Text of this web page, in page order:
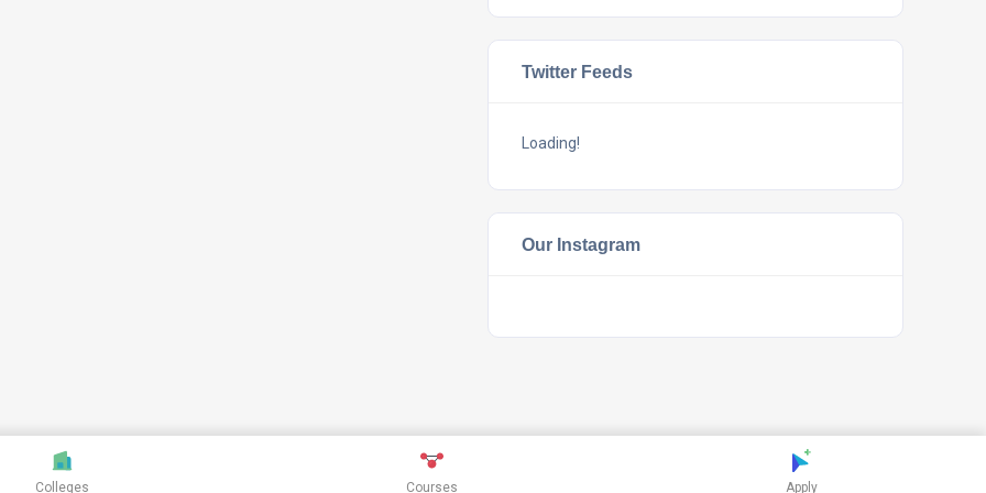
Twitter Feeds
Loading!
Our Instagram
Colleges Courses Apply